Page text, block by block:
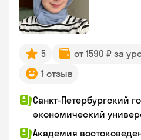
5 от 1590 ₽ за
1 отзыв
Санкт-Петербургский
экономический
Академия